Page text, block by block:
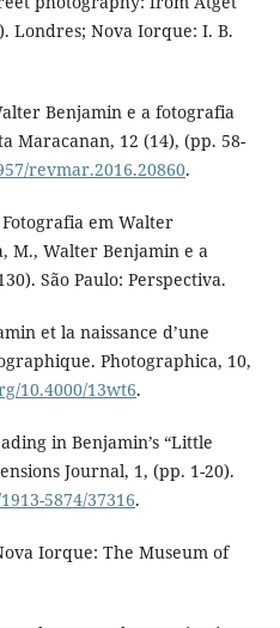
Londres; Nova Iorque: I. B.
Benjamin e a fotografia
Maracanan, 12 (14), (pp. 58-
revmar.2016.20860.
em Walter
M., Walter Benjamin e a
São Paulo: Perspectiva.
et la naissance d’une
Photographica, 10,
10.4000/13wt6.
in Benjamin’s “Little
Journal, 1, (pp. 1-20).
5874/37316.
Iorque: The Museum of